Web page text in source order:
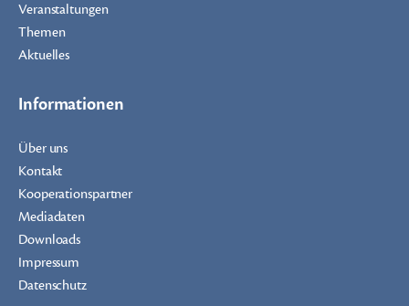
Veranstaltungen
Themen
Aktuelles
Informationen
Über uns
Kontakt
Kooperationspartner
Mediadaten
Downloads
Impressum
Datenschutz